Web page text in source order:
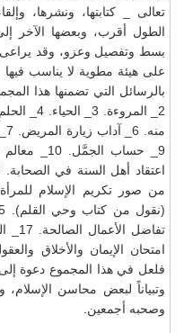
تعالى _ كتابتها، ونشرها،
الطول أقرب، وبعضها الآخر
بسط وتفصيل وعزو، وقد يراعى
على هيئة مطوية لا يناسب فيها
فلعل في هذا المجموع دعوة إلى
وتبياناً لبعض محاسن
وصحبه أجمعين.